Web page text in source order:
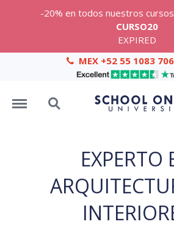
-20% en todos nuestros
CURSO20
EXPIRED
MEX +52 55 1083
Menu Search
EXPERTO